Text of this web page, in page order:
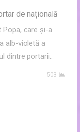
de națională
Popa, care și-a
alb-violetă a
dintre portarii…
503